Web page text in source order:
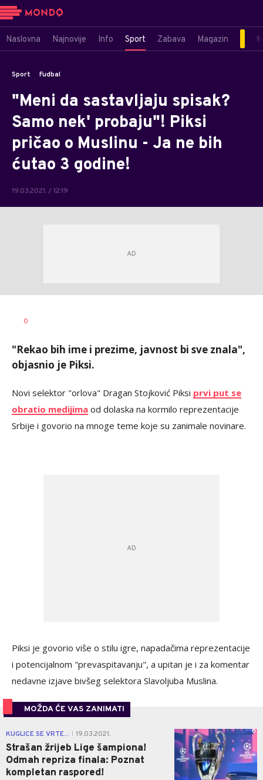
Naslovna Najnovije Info Sport Zabava Magazin
Sport Fudbal
"Meni da sastavljaju spisak?
Samo nek' probaju"! Piksi
pričao o Muslinu - Ja ne bih
ćutao 3 godine!
19.03.2021. / 12:19
AUTOR
0
"Rekao bih ime i prezime, javnost bi sve znala",
objasnio je Piksi.
Novi selektor "orlova" Dragan Stojković Piksi prvi put se
obratio medijima od dolaska na kormilo reprezentacije
Srbije i govorio na mnoge teme koje su zanimale novinare.
Piksi je govorio više o stilu igre, napadačima reprezentacije
i potencijalnom "prevaspitavanju", a upitan je i za komentar
nedavne izjave bivšeg selektora Slavoljuba Muslina.
MOŽDA ĆE VAS ZANIMATI
KUGLICE SE VRTE... 19.03.2021.
Strašan žrijeb Lige šampiona!
Odmah repriza finala: Poznat
kompletan raspored!
0